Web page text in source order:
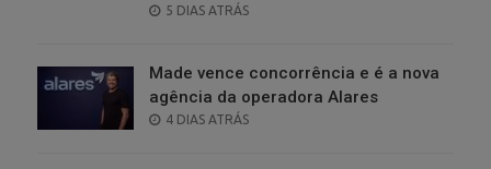
POSTED
5 DIAS ATRÁS
Made vence concorrência e é a nova
agência da operadora Alares
POSTED
4 DIAS ATRÁS